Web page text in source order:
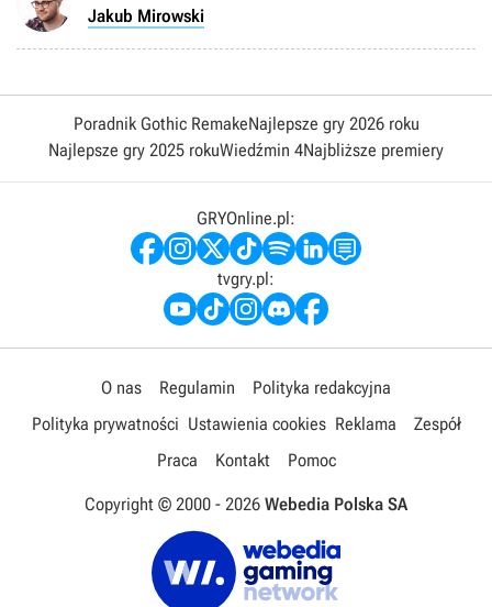
Jakub Mirowski
Poradnik Gothic RemakeNajlepsze gry 2026 roku
Najlepsze gry 2025 rokuWiedźmin 4Najbliższe premiery
GRYOnline.pl:
tvgry.pl:
O nas Regulamin
Polityka redakcyjna
Polityka prywatności Ustawienia cookies Reklama
Zespół
Praca
Kontakt Pomoc
Copyright © 2000 - 2026 Webedia Polska SA